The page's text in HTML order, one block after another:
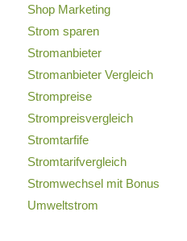
Shop Marketing
Strom sparen
Stromanbieter
Stromanbieter Vergleich
Strompreise
Strompreisvergleich
Stromtarfife
Stromtarifvergleich
Stromwechsel mit Bonus
Umweltstrom